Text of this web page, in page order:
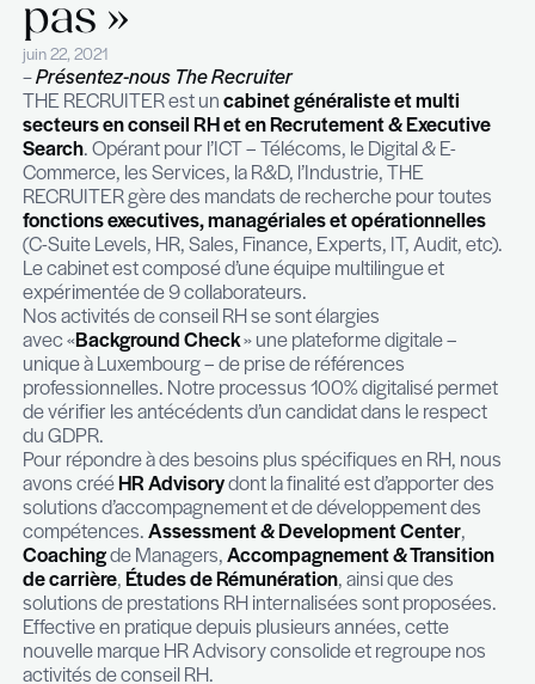
entreprise
pas »
juin 22, 2021
–Présentez-nous The Recruiter
THE RECRUITER est uncabinet généraliste et
secteurs en conseil RH et en Recrutement &
Search. Opérant pour l’ICT – Télécoms, le Digital
Commerce, les Services, la R&D, l’Industrie, THE
RECRUITER gère des mandats de recherche
fonctions executives, managériales et
(C-Suite Levels, HR, Sales, Finance, Experts, IT,
Le cabinet est composé d’une équipe
expérimentée de 9 collaborateurs.
Nos activités de conseil RH se sont élargies
avec «Background Check» une plateforme
unique à Luxembourg – de prise de références
professionnelles. Notre processus 100%
de vérifier les antécédents d’un candidat dans
du GDPR.
Pour répondre à des besoins plus spécifiques en